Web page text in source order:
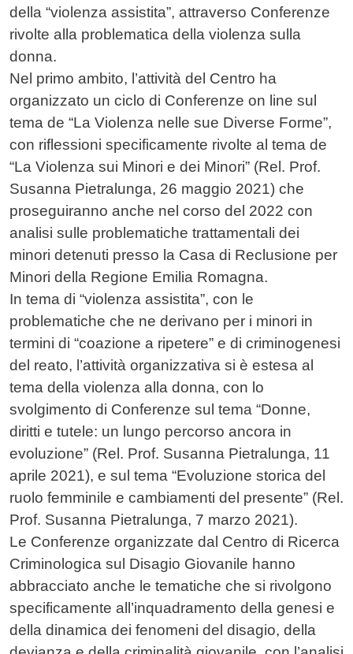
della “violenza assistita”, attraverso Conferenze
rivolte alla problematica della violenza sulla
donna.
Nel primo ambito, l’attività del Centro ha
organizzato un ciclo di Conferenze on line sul
tema de “La Violenza nelle sue Diverse Forme”,
con riflessioni specificamente rivolte al tema de
“La Violenza sui Minori e dei Minori” (Rel. Prof.
Susanna Pietralunga, 26 maggio 2021) che
proseguiranno anche nel corso del 2022 con
analisi sulle problematiche trattamentali dei
minori detenuti presso la Casa di Reclusione per
Minori della Regione Emilia Romagna.
In tema di “violenza assistita”, con le
problematiche che ne derivano per i minori in
termini di “coazione a ripetere” e di criminogenesi
del reato, l’attività organizzativa si è estesa al
tema della violenza alla donna, con lo
svolgimento di Conferenze sul tema “Donne,
diritti e tutele: un lungo percorso ancora in
evoluzione” (Rel. Prof. Susanna Pietralunga, 11
aprile 2021), e sul tema “Evoluzione storica del
ruolo femminile e cambiamenti del presente” (Rel.
Prof. Susanna Pietralunga, 7 marzo 2021).
Le Conferenze organizzate dal Centro di Ricerca
Criminologica sul Disagio Giovanile hanno
abbracciato anche le tematiche che si rivolgono
specificamente all’inquadramento della genesi e
della dinamica dei fenomeni del disagio, della